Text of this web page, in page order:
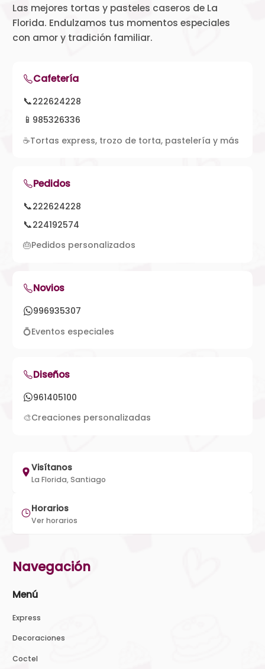
Las mejores tortas y pasteles caseros de La
Florida. Endulzamos tus momentos especiales
con amor y tradición familiar.
Cafetería
📞222624228
📱 985326336
☕Tortas express, trozo de torta, pastelería y más
Pedidos
📞222624228
📞224192574
🎂Pedidos personalizados
Novios
996935307
💍Eventos especiales
Diseños
961405100
🎨Creaciones personalizadas
Visítanos
La Florida, Santiago
Horarios
Ver horarios
Navegación
Menú
Express
Decoraciones
Coctel